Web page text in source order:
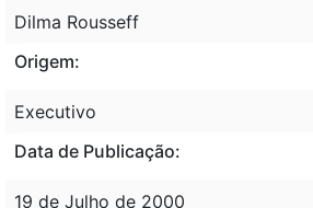
Dilma Rousseff
Origem:
Executivo
Data de Publicação:
19 de Julho de 2000